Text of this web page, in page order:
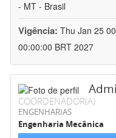
- MT - Brasil
Vigência: Thu Jan 25
00:00:00 BRT 2027
COORDENADOR(A)
ENGENHARIAS
Engenharia Mecânica